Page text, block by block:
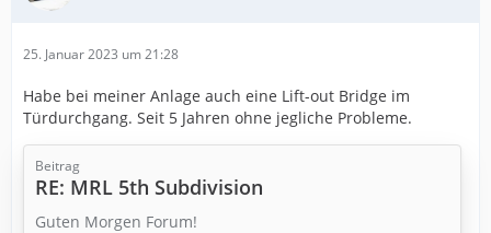
25. Januar 2023 um 21:28
Habe bei meiner Anlage auch eine Lift-out Bridge im
Türdurchgang. Seit 5 Jahren ohne jegliche Probleme.
Beitrag
RE: MRL 5th Subdivision
Guten Morgen Forum!